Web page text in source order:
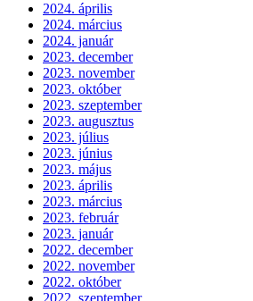
2024. április
2024. március
2024. január
2023. december
2023. november
2023. október
2023. szeptember
2023. augusztus
2023. július
2023. június
2023. május
2023. április
2023. március
2023. február
2023. január
2022. december
2022. november
2022. október
2022. szeptember